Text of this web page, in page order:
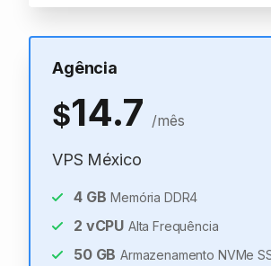
Agência
$14.7 /mês
VPS México
4GB Memória DDR4
2 vCPU Alta Frequência
50GB Armazenamento NVMe